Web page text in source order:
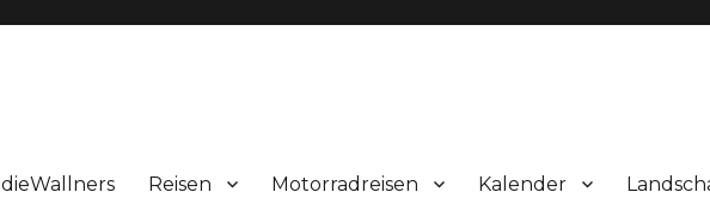
dieWallners Reisen Motorradreisen Kalender